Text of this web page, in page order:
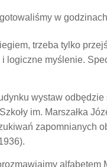
w
trzeba tylko
logiczne myślenie.
wystaw
im. Marszałka
zapomnianych
alfabetem